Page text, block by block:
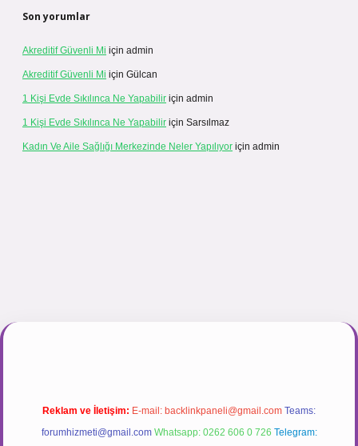
Son yorumlar
Akreditif Güvenli Mi için admin
Akreditif Güvenli Mi için Gülcan
1 Kişi Evde Sıkılınca Ne Yapabilir için admin
1 Kişi Evde Sıkılınca Ne Yapabilir için Sarsılmaz
Kadın Ve Aile Sağlığı Merkezinde Neler Yapılıyor için admin
Reklam ve İletişim: E-mail: backlinkpaneli@gmail.com Teams:
forumhizmeti@gmail.com Whatsapp: 0262 606 0 726 Telegram: